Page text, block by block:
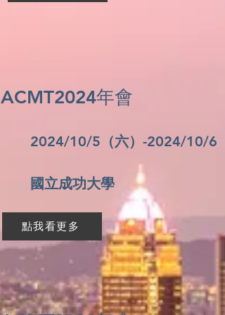
ACMT2024年會
2024/10/5（六）-2024/10/6
​國立成功大學
點我看更多